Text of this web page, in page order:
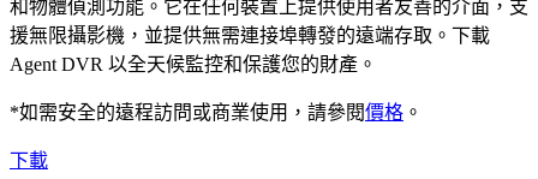
和物體偵測功能。它在任何裝置上提供使用者友善的介面，支
援無限攝影機，並提供無需連接埠轉發的遠端存取。下載
Agent DVR 以全天候監控和保護您的財產。
*如需安全的遠程訪問或商業使用，請參閱價格 。
下載